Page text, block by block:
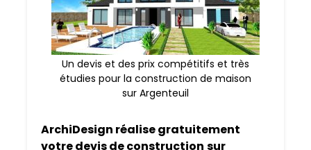
Un devis et des prix compétitifs et très
étudies pour la construction de maison
sur Argenteuil
ArchiDesign réalise gratuitement
votre devis de construction sur